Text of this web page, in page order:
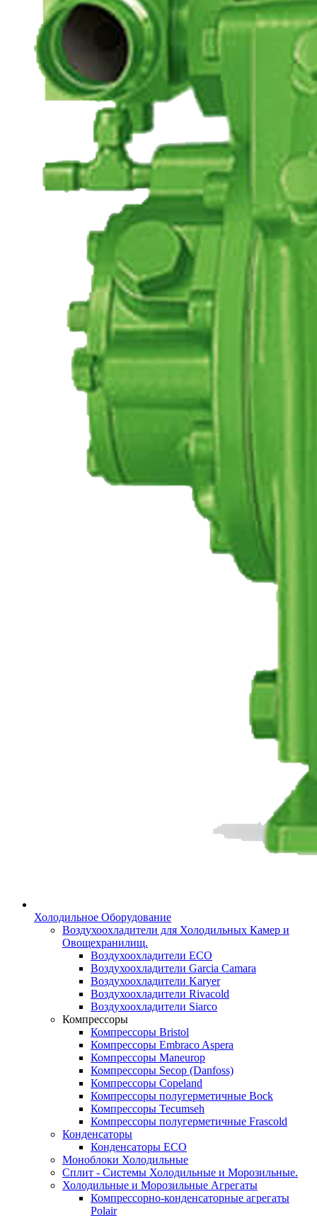
Холодильное Оборудование
Воздухоохладители для Холодильных Камер и
Овощехранилищ.
Воздухоохладители ECO
Воздухоохладители Garcia Camara
Воздухоохладители Karyer
Воздухоохладители Rivacold
Воздухоохладители Siarco
Компрессоры
Компрессоры Bristol
Компрессоры Embraco Aspera
Компрессоры Maneurop
Компрессоры Secop (Danfoss)
Компрессоры Copeland
Компрессоры полугерметичные Bock
Компрессоры Tecumseh
Компрессоры полугерметичные Frascold
Конденсаторы
Конденсаторы ECO
Моноблоки Холодильные
Сплит - Системы Холодильные и Морозильные.
Холодильные и Морозильные Агрегаты
Компрессорно-конденсаторные агрегаты
Polair